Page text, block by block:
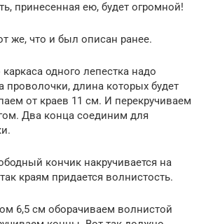
принесенная ею, будет огромной!
же, что и был описан ранее.
одного лепестка надо
проволочки, длина которых будет
от краев 11 см. И перекручиваем
Два конца соединим для
кончик накручивается на
краям придается волнистость.
6,5 см оборачиваем волнистой